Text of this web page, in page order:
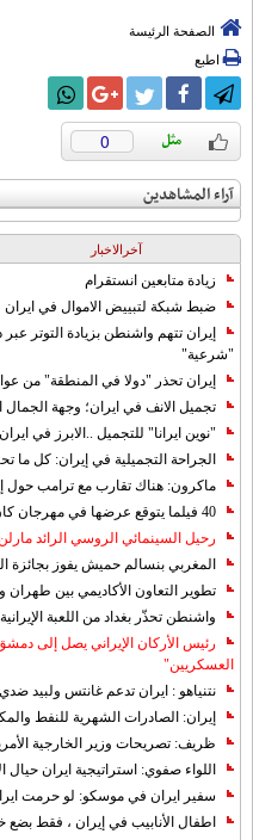
الصفحة الرئيسة
اطبع
0
آراء المشاهدين
آخرالاخبار
زيادة متابعين انستقرام
ضبط شبكة لتبييض الاموال في ايران
إيران تتهم واشنطن بزيادة التوتر
"شرعية"
إيران تحذر "دولا في المنطقة" من
تجميل الانف في ايران؛ وجهة الجمال
"نوين ايرانا" للتجميل ..الابرز في
الجراحة التجميلية في إيران: كل ما
ماكرون: هناك تقارب مع ترامب حول
40 فيلما يتوقع عرضها في مهرجان كان 2019
رحيل السينمائي الروسي الرائد
المغربي بنسالم حميش يفوز بجائزة
تطوير التعاون الأكاديمي بين
واشنطن تحذّر بغداد من اللعبة
رئيس الأركان الإيراني يصل إلى
العسكريين"
نتنياهو : ايران تدعم غانتس ولبيد
إيران: الصادرات الشهریة للنفط والمكثفات تخطت
ظريف: تصريحات وزير الخارجية
اللواء صفوي: استراتيجية ايران حيال
سفير ايران في موسكو: لو حرمت ايران
اطفال الأنابيب في إيران ، فقط